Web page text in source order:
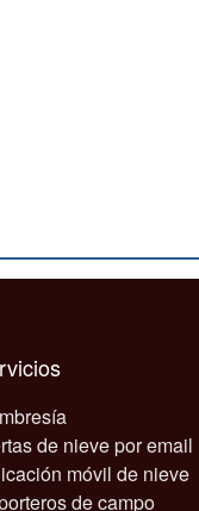
de nieve por email
móvil de nieve
de campo